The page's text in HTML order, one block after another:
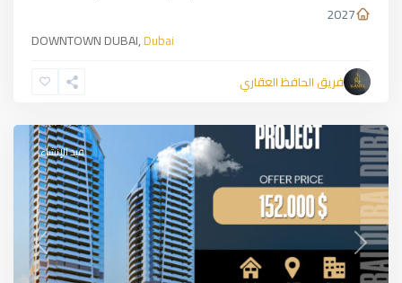
2027
DOWNTOWN DUBAI,Dubai
فريق الحافظ العقاري
دبي
الجميرا
JVT,
Next
قيد الإنشاء